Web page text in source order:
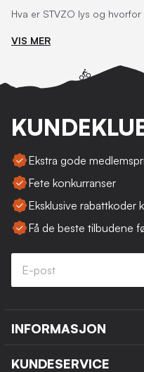
Hva er STVZO lys og
VIS MER
Ekstra gode
Fete konkurranser
Eksklusive rabattkoder
Få de beste tilbudene
INFORMASJON
KUNDESERVICE